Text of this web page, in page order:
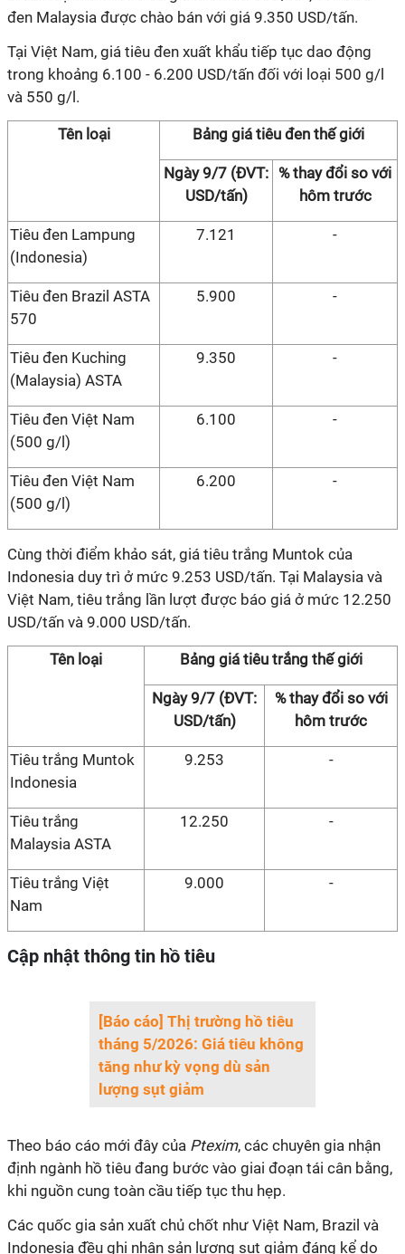
đen Malaysia được chào bán với giá 9.350 USD/tấn.
Tại Việt Nam, giá tiêu đen xuất khẩu tiếp tục dao động
trong khoảng 6.100 - 6.200 USD/tấn đối với loại 500 g/l
và 550 g/l.
Tên loại Bảng giá tiêu đen thế giới
Ngày 9/7 (ĐVT:
USD/tấn)
% thay đổi so với
hôm trước
Tiêu đen Lampung
(Indonesia)
7.121 -
Tiêu đen Brazil ASTA
570
5.900 -
Tiêu đen Kuching
(Malaysia) ASTA
9.350 -
Tiêu đen Việt Nam
(500 g/l)
6.100 -
Tiêu đen Việt Nam
(500 g/l)
6.200 -
Cùng thời điểm khảo sát, giá tiêu trắng Muntok của
Indonesia duy trì ở mức 9.253 USD/tấn. Tại Malaysia và
Việt Nam, tiêu trắng lần lượt được báo giá ở mức 12.250
USD/tấn và 9.000 USD/tấn.
Tên loại Bảng giá tiêu trắng thế giới
Ngày 9/7 (ĐVT:
USD/tấn)
% thay đổi so với
hôm trước
Tiêu trắng Muntok
Indonesia
9.253 -
Tiêu trắng
Malaysia ASTA
12.250 -
Tiêu trắng Việt
Nam
9.000 -
Cập nhật thông tin hồ tiêu
[Báo cáo] Thị trường hồ tiêu
tháng 5/2026: Giá tiêu không
tăng như kỳ vọng dù sản
lượng sụt giảm
Theo báo cáo mới đây của Ptexim, các chuyên gia nhận
định ngành hồ tiêu đang bước vào giai đoạn tái cân bằng,
khi nguồn cung toàn cầu tiếp tục thu hẹp.
Các quốc gia sản xuất chủ chốt như Việt Nam, Brazil và
Indonesia đều ghi nhận sản lượng sụt giảm đáng kể do